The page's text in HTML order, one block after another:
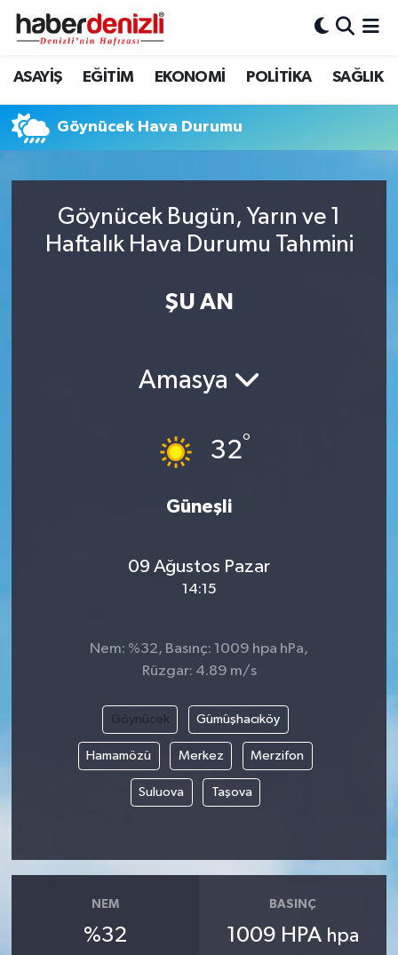
ASAYİŞ EĞİTİM EKONOMİ POLİTİKA SAĞLIK
Göynücek Hava Durumu
Göynücek Bugün, Yarın ve 1
Haftalık Hava Durumu Tahmini
ŞU AN
Amasya
32°
Güneşli
09 Ağustos Pazar
14:15
Nem: %32, Basınç: 1009 hpa hPa,
Rüzgar: 4.89 m/s
Göynücek Gümüşhacıköy
Hamamözü Merkez Merzifon
Suluova Taşova
NEM
%32
BASINÇ
1009 HPA hpa
Denizli Nöbetçi Eczaneler
Tüm Manşetler
Son Dakika Haberleri